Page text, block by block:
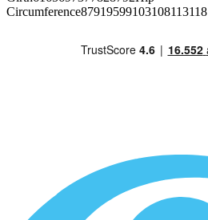
Circumference87919599103108113118